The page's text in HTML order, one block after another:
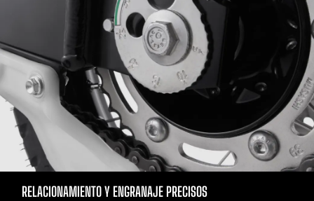
RELACIONAMIENTO Y ENGRANAJE PRECISOS